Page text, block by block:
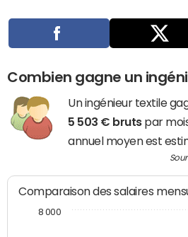
Combien gagne un
Un ingénieur textile
5 503 € brutspar
annuel moyen est
Comparaison des salaires
8 000